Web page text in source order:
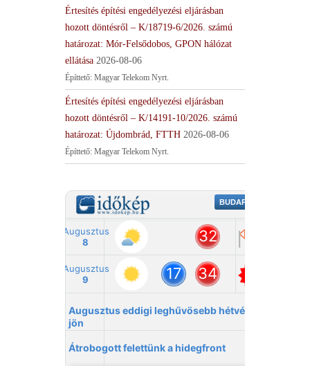
Értesítés építési engedélyezési eljárásban
hozott döntésről – K/18719-6/2026. számú
határozat: Mór-Felsődobos, GPON hálózat
ellátása 2026-08-06
Építtető: Magyar Telekom Nyrt.
Értesítés építési engedélyezési eljárásban
hozott döntésről – K/14191-10/2026. számú
határozat: Újdombrád, FTTH 2026-08-06
Építtető: Magyar Telekom Nyrt.